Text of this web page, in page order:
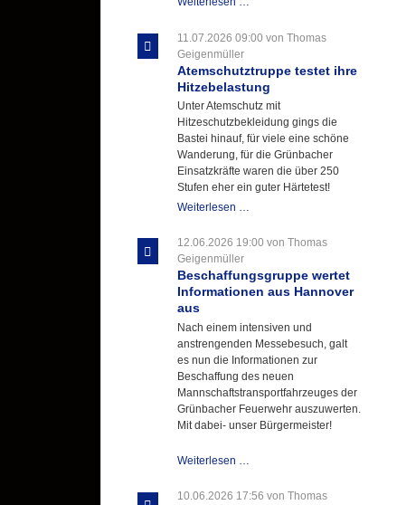
für
Kirmes
mit
zukunftsweisender
Einlage
11.07.2026 09:00 von Thomas
Geigenmüller
Atemschutztruppe testet ihre
Hitzebelastung
Unter Atemschutz mit
Hitzeschutzbekleidung gings die
Bastei hinauf, für viele eine schöne
Wanderung, für die Grünbacher
Einsatzkräfte waren die über 250
Stufen eher ein guter Härtetest!
Weiterlesen …
ihre
12.06.2026 19:00 von Thomas
Geigenmüller
Beschaffungsgruppe wertet
Informationen aus Hannover
aus
Nach einem intensiven und
anstrengenden Messebesuch, galt
es nun die Informationen zur
Beschaffung des neuen
Mannschaftstransportfahrzeuges der
Grünbacher Feuerwehr auszuwerten.
Mit dabei- unser Bürgermeister!
Weiterlesen …
Informationen
10.06.2026 17:56 von Thomas